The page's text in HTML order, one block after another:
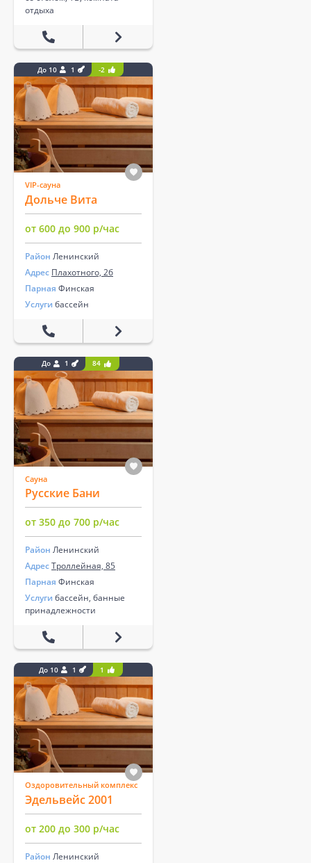
отдыха
До 10 1 -2
VIP-сауна
Дольче Вита
от 600 до 900 р/час
Район Ленинский
Адрес Плахотного, 2б
Парная Финская
Услуги бассейн
До 1 84
Сауна
Русские Бани
от 350 до 700 р/час
Район Ленинский
АдресТроллейная, 85
Парная Финская
Услуги бассейн, банные
принадлежности
До 10 1 1
Оздоровительный комплекс
Эдельвейс 2001
от 200 до 300 р/час
Район Ленинский